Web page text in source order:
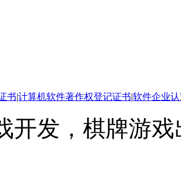
书 计算机软件著作权登记证书 软件企业
开发，棋牌游